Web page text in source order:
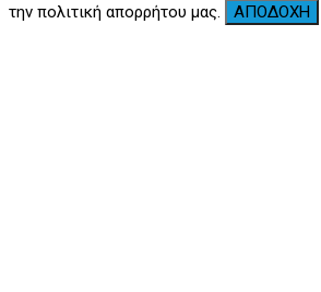
την πολιτική απορρήτου μας.
ΑΠΟΔΟΧΗ